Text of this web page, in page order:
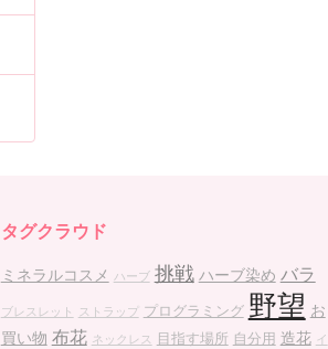
タグクラウド
ミネラルコスメ ハーブ 挑戦 ハーブ染め バラ
ブレスレット ストラップ プログラミング 野望 お
買い物 布花 ネックレス 目指す場所 自分用 造花 イ